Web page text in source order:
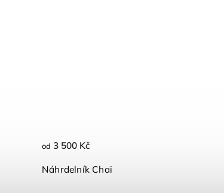
Náhrdelník Chai
od 3 500 Kč